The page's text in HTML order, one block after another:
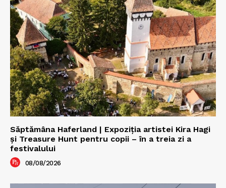
Săptămâna Haferland | Expoziţia artistei Kira Hagi
şi Treasure Hunt pentru copii – în a treia zi a
festivalului
08/08/2026